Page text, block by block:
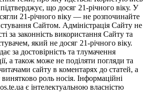
що досяг 21-річного віку. У
21-річного віку — не розпочинайте
Сайтом. Адміністрація Сайту не
за законність використання Сайту та
який не досяг 21-річного віку.
за достовірність та тлумачення
а також може не поділяти погляди та
сайту в коментарях до статей, а
роль носія. Інформаційні
є інтелектуальною власністю